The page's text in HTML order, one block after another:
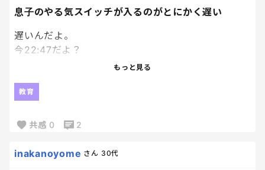
あまりにちゃんとした本届いたから、
息子のやる気スイッチが入るのがとにかく遅い
遅いんだよ。
今22:47だよ？
エンジンかかり始めたのが22時過ぎってなんなん。
模試の解き直ししてるのはえらいよ！
って嬉しいよ！？
でもね、時間見て？
パワプロやってる場合ちゃうかったよね？
もっと見る
教育
共感 0 2
inakanoyome さん 30代